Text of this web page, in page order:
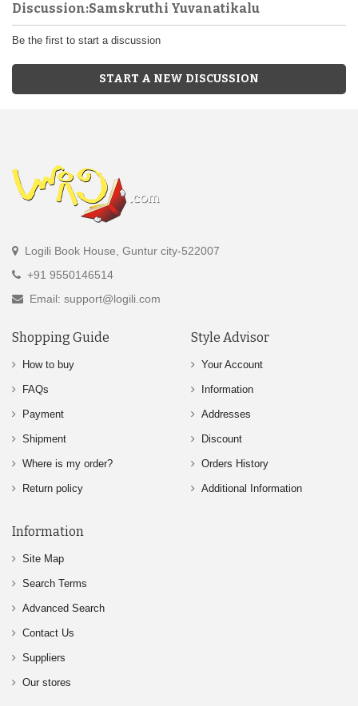
Discussion:Samskruthi Yuvanatikalu
Be the first to start a discussion
START A NEW DISCUSSION
Logili Book House, Guntur city-522007
+91 9550146514
Email: support@logili.com
Shopping Guide
How to buy
FAQs
Payment
Shipment
Where is my order?
Return policy
Style Advisor
Your Account
Information
Addresses
Discount
Orders History
Additional Information
Information
Site Map
Search Terms
Advanced Search
Contact Us
Suppliers
Our stores